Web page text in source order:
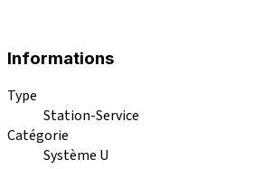
Informations
Type
Station-Service
Catégorie
Système U